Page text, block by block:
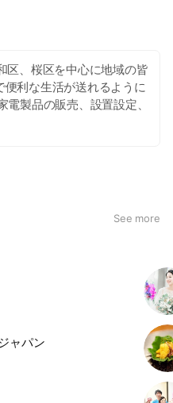
区、桜区を中心に地域の皆
利な生活が送れるように
製品の販売、設置設定、
もちろん、
See more
ャパン